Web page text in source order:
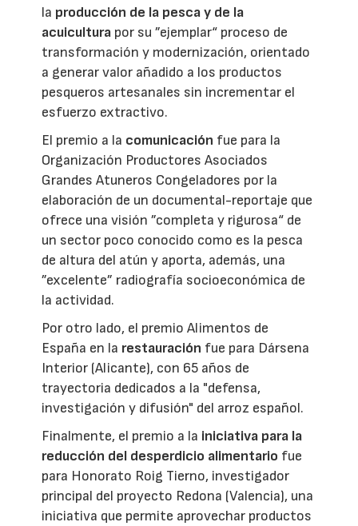
la producción de la pesca y de la
acuicultura por su ”ejemplar“ proceso de
transformación y modernización, orientado
a generar valor añadido a los productos
pesqueros artesanales sin incrementar el
esfuerzo extractivo.
El premio a la comunicación fue para la
Organización Productores Asociados
Grandes Atuneros Congeladores por la
elaboración de un documental-reportaje que
ofrece una visión ”completa y rigurosa“ de
un sector poco conocido como es la pesca
de altura del atún y aporta, además, una
”excelente” radiografía socioeconómica de
la actividad.
Por otro lado, el premio Alimentos de
España en la restauración fue para Dársena
Interior (Alicante), con 65 años de
trayectoria dedicados a la "defensa,
investigación y difusión" del arroz español.
Finalmente, el premio a la iniciativa para la
reducción del desperdicio alimentario fue
para Honorato Roig Tierno, investigador
principal del proyecto Redona (Valencia), una
iniciativa que permite aprovechar productos